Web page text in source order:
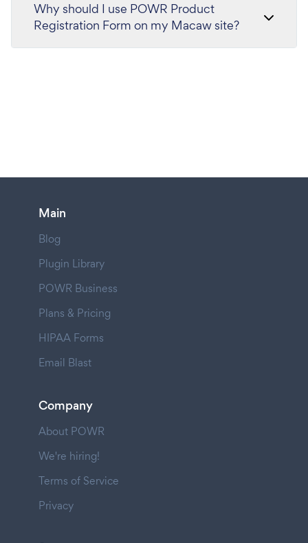
Why should I use POWR Product
Registration Form on my Macaw site?
Main
Blog
Plugin Library
POWR Business
Plans & Pricing
HIPAA Forms
Email Blast
Company
About POWR
We're hiring!
Terms of Service
Privacy